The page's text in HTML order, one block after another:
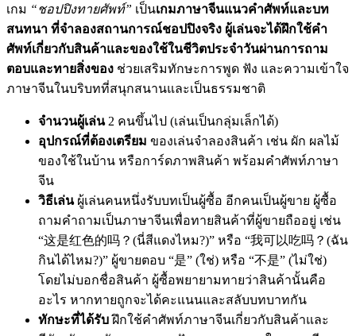
เกม “ชอปปิงทายศัพท์” เป็นเกมภาษาจีนแนวคำศัพท์และบท
สนทนา ที่จำลองสถานการณ์ชอปปิงจริง ผู้เล่นจะได้ฝึกใช้คำ
ศัพท์เกี่ยวกับสินค้าและของใช้ในชีวิตประจำวันผ่านการถาม
ตอบและทายสิ่งของ ช่วยเสริมทักษะการพูด ฟัง และความเข้าใจ
ภาษาจีนในบริบทที่สนุกสนานและเป็นธรรมชาติ
จำนวนผู้เล่น 2 คนขึ้นไป (เล่นเป็นกลุ่มเล็กได้)
อุปกรณ์ที่ต้องเตรียม ของเล่นจำลองสินค้า เช่น ผัก ผลไม้
ของใช้ในบ้าน หรือการ์ดภาพสินค้า พร้อมคำศัพท์ภาษา
จีน
วิธีเล่น ผู้เล่นคนหนึ่งรับบทเป็นผู้ซื้อ อีกคนเป็นผู้ขาย ผู้ซื้อ
ถามคำถามเป็นภาษาจีนเพื่อทายสินค้าที่ผู้ขายถืออยู่ เช่น
“这是红色的吗？(นี่สีแดงไหม?)” หรือ “我可以吃吗？(ฉัน
กินได้ไหม?)” ผู้ขายตอบ “是” (ใช่) หรือ “不是” (ไม่ใช่)
โดยไม่บอกชื่อสินค้า ผู้ซื้อพยายามทายว่าสินค้านั้นคือ
อะไร หากทายถูกจะได้คะแนนและสลับบทบาทกัน
ทักษะที่ได้รับฝึกใช้คำศัพท์ภาษาจีนเกี่ยวกับสินค้าและ